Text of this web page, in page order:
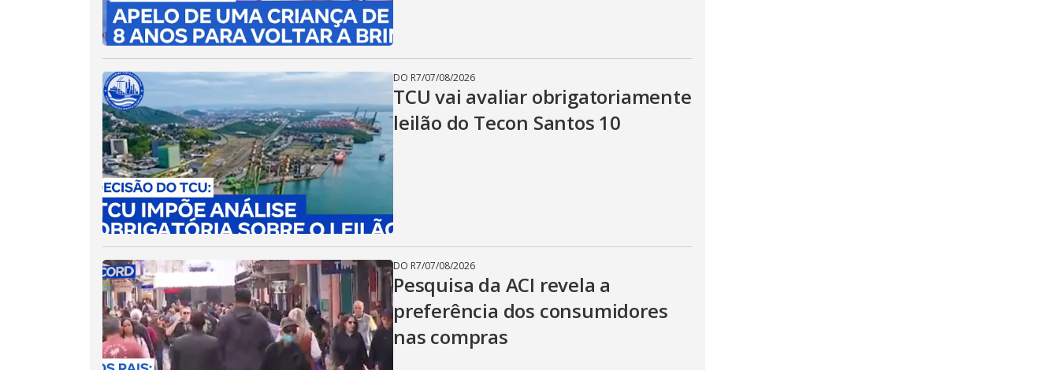
DO R7/07/08/2026
TCU vai avaliar obrigatoriamente
leilão do Tecon Santos 10
DO R7/07/08/2026
Pesquisa da ACI revela a
preferência dos consumidores
nas compras